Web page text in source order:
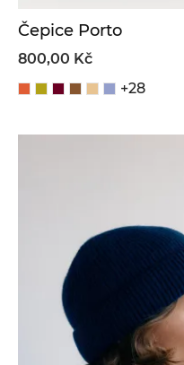
Čepice Porto
800,00 Kč
+28